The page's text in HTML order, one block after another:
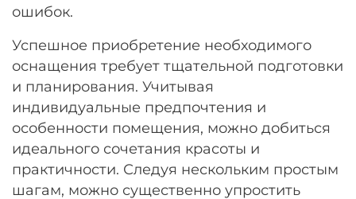
ошибок.
Успешное приобретение необходимого
оснащения требует тщательной подготовки
и планирования. Учитывая
индивидуальные предпочтения и
особенности помещения, можно добиться
идеального сочетания красоты и
практичности. Следуя нескольким простым
шагам, можно существенно упростить
раз в 2 недели